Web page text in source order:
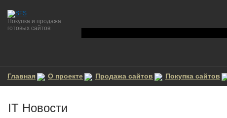
Покупка и продажа
готовых сайтов
Главная О проекте Продажа сайтов Покупка сайтов
IT Новости